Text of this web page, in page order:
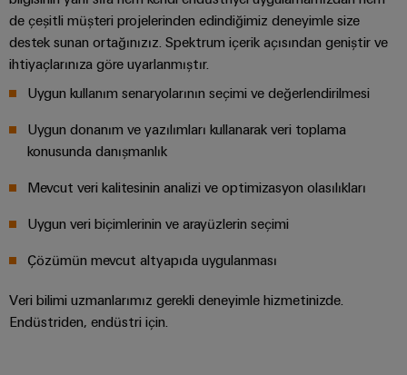
Depolama
Enerji
depolama
(ESS)
çözümler
ve
Fotovoltaik
Kaynak
verimliliği
için
yararlanma
Pano
ve
Saha
kablo
sistemi
Akıllı
Ölçüm
Akıllı
Yapımı
Bağlantı
kabloları,
ara
bağlantı
kabloları
ve
sistem
kablaj
modernizasyon
çözümleri
dijital
Mühendislik
Weidmüller
Configurator
PCB
Konnektör
Hizmetleri
Laboratuvar
Destek
Sertifikaları
Orange
Mag
Müşteri
Dergisi
Yönetimimiz
Basın
Şirket
Haberleri
Fuarlar
ve
Etkinlikler
Kampanyalarımız
Bayi
Kanalı
Bayilerimiz
Sistem
Entegratörlerimiz
de çeşitli müşteri projelerinden edindiğimiz deneyimle size
destek sunan ortağınızız. Spektrum içerik açısından geniştir ve
ihtiyaçlarınıza göre uyarlanmıştır.
Uygun kullanım senaryolarının seçimi ve değerlendirilmesi
Uygun donanım ve yazılımları kullanarak veri toplama
konusunda danışmanlık
Mevcut veri kalitesinin analizi ve optimizasyon olasılıkları
Uygun veri biçimlerinin ve arayüzlerin seçimi
Çözümün mevcut altyapıda uygulanması
Veri bilimi uzmanlarımız gerekli deneyimle hizmetinizde.
Endüstriden, endüstri için.